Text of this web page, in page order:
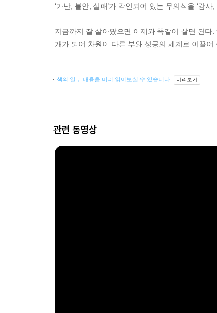
‘가난, 불안, 실패’가 각인되어 있는 무의식을 ‘감
지금까지 잘 살아왔으면 어제와 똑같이 살면 된
개가 되어 차원이 다른 부와 성공의 세계로 이끌어
책의 일부 내용을 미리 읽어보실 수 있습니다. 미리보기
관련 동영상